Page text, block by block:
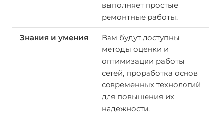
выполняет простые
ремонтные работы.
Вам будут доступны
методы оценки и
оптимизации работы
сетей, проработка основ
современных технологий
для повышения их
надежности.